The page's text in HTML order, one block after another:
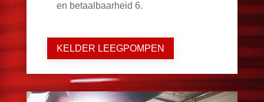
en betaalbaarheid 6.
KELDER LEEGPOMPEN